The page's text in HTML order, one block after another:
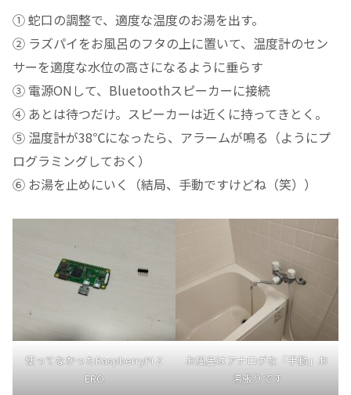
① 蛇口の調整で、適度な温度のお湯を出す。
② ラズパイをお風呂のフタの上に置いて、温度計のセン
サーを適度な水位の高さになるように垂らす
③ 電源ONして、Bluetoothスピーカーに接続
④ あとは待つだけ。スピーカーは近くに持ってきとく。
⑤ 温度計が38℃になったら、アラームが鳴る（ようにプ
ログラミングしておく）
⑥ お湯を止めにいく（結局、手動ですけどね（笑））
使ってなかったRaspberryPi Z
ERO
お風呂はアナログな「手動」お
湯張りです